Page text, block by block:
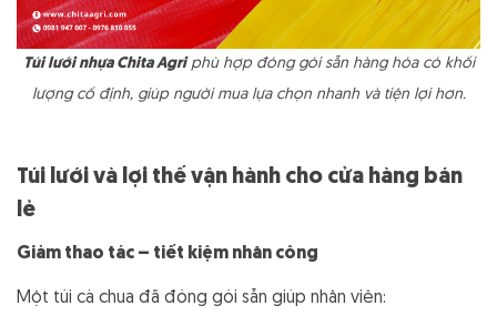
Túi lưới nhựa Chita Agriphù hợp đóng gói sẵn hàng hóa có khối
lượng cố định, giúp người mua lựa chọn nhanh và tiện lợi hơn.
Túi lưới và lợi thế vận hành cho cửa hàng bán
lẻ
Giảm thao tác – tiết kiệm nhân công
Một túi cà chua đã đóng gói sẵn giúp nhân viên: